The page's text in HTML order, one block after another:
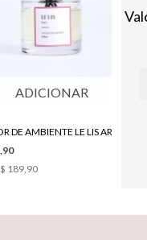
ADICIONAR
189,90